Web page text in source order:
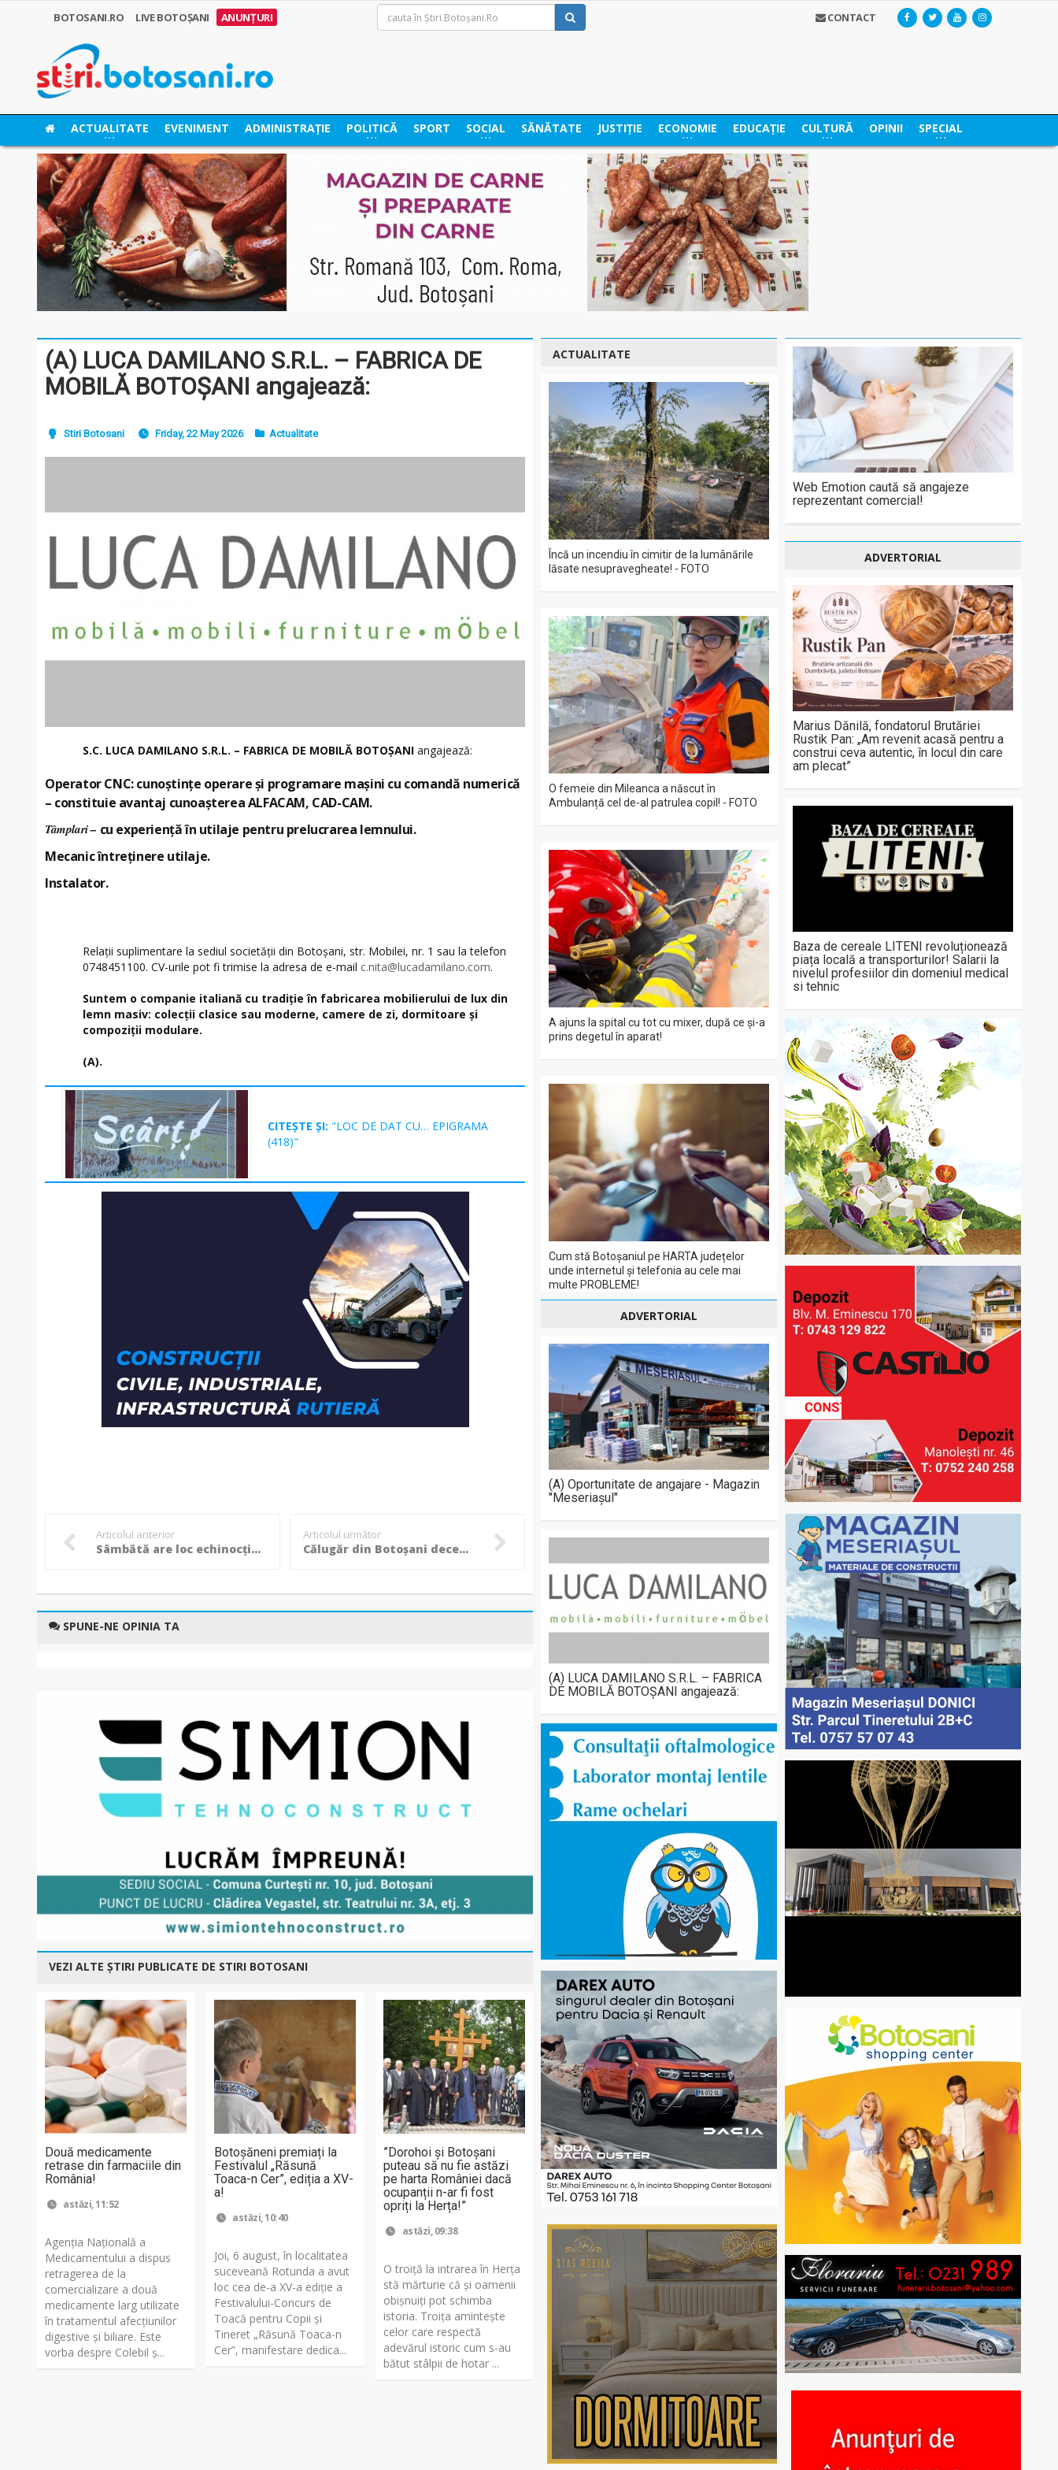
BOTOSANI.RO LIVE BOTOȘANI ANUNȚURI CONTACT
ACTUALITATE EVENIMENT ADMINISTRAȚIE POLITICĂ SPORT SOCIAL SĂNĂTATE JUSTIȚIE ECONOMIE EDUCAȚIE CULTURĂ OPINII SPECIAL
(A) LUCA DAMILANO S.R.L. – FABRICA DE
MOBILĂ BOTOȘANI angajează:
Stiri Botosani Friday, 22 May 2026 Actualitate
S.C. LUCA DAMILANO S.R.L. – FABRICA DE MOBILĂ BOTOȘANI angajează:
Operator CNC: cunoștințe operare și programare mașini cu comandă numerică
– constituie avantaj cunoașterea ALFACAM, CAD-CAM.
Tâmplari – cu experiență în utilaje pentru prelucrarea lemnului.
Mecanic întreținere utilaje.
Instalator.
Relații suplimentare la sediul societății din Botoșani, str. Mobilei, nr. 1 sau la telefon
0748451100. CV-urile pot fi trimise la adresa de e-mail c.nita@lucadamilano.com.
Suntem o companie italiană cu tradiţie în fabricarea mobilierului de lux din
lemn masiv: colecţii clasice sau moderne, camere de zi, dormitoare şi
compoziţii modulare.
(A).
CITEȘTE ȘI: "LOC DE DAT CU… EPIGRAMA
(418)"
Articolul anterior
Sâmbătă are loc echinocțiu de primăvara, începutul primăverii astronomice
Articolul următor
Călugăr din Botoșani decedat în urma infecției cu Covid-19
SPUNE-NE OPINIA TA
VEZI ALTE ȘTIRI PUBLICATE DE STIRI BOTOSANI
Două medicamente
retrase din farmaciile din
România!
astăzi, 11:52
Agenția Națională a
Medicamentului a dispus
retragerea de la
comercializare a două
medicamente larg utilizate
în tratamentul afecțiunilor
digestive și biliare. Este
vorba despre Colebil ș...
Botoșăneni premiați la
Festivalul „Răsună
Toaca-n Cer”, ediția a XV-
a!
astăzi, 10:40
Joi, 6 august, în localitatea
suceveană Rotunda a avut
loc cea de-a XV-a ediție a
Festivalului-Concurs de
Toacă pentru Copii și
Tineret „Răsună Toaca-n
Cer”, manifestare dedica...
”Dorohoi și Botoșani
puteau să nu fie astăzi
pe harta României dacă
ocupanții n-ar fi fost
opriți la Herța!”
astăzi, 09:38
O troiță la intrarea în Herța
stă mărturie că și oamenii
obișnuiți pot schimba
istoria. Troița amintește
celor care respectă
adevărul istoric cum s-au
bătut stâlpii de hotar ...
ACTUALITATE
Încă un incendiu în cimitir de la lumânările
lăsate nesupravegheate! - FOTO
O femeie din Mileanca a născut în
Ambulanță cel de-al patrulea copil! - FOTO
A ajuns la spital cu tot cu mixer, după ce și-a
prins degetul în aparat!
Cum stă Botoșaniul pe HARTA județelor
unde internetul și telefonia au cele mai
multe PROBLEME!
ADVERTORIAL
(A) Oportunitate de angajare - Magazin
"Meseriașul"
(A) LUCA DAMILANO S.R.L. – FABRICA
DE MOBILĂ BOTOȘANI angajează:
Web Emotion caută să angajeze
reprezentant comercial!
ADVERTORIAL
Marius Dănilă, fondatorul Brutăriei
Rustik Pan: „Am revenit acasă pentru a
construi ceva autentic, în locul din care
am plecat”
Baza de cereale LITENI revoluționează
piața locală a transporturilor! Salarii la
nivelul profesiilor din domeniul medical
si tehnic